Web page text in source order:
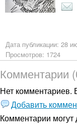
Дата публикации: 28
Просмотров: 1724
Комментарии
Нет комментариев.
Добавить
Комментарии могут